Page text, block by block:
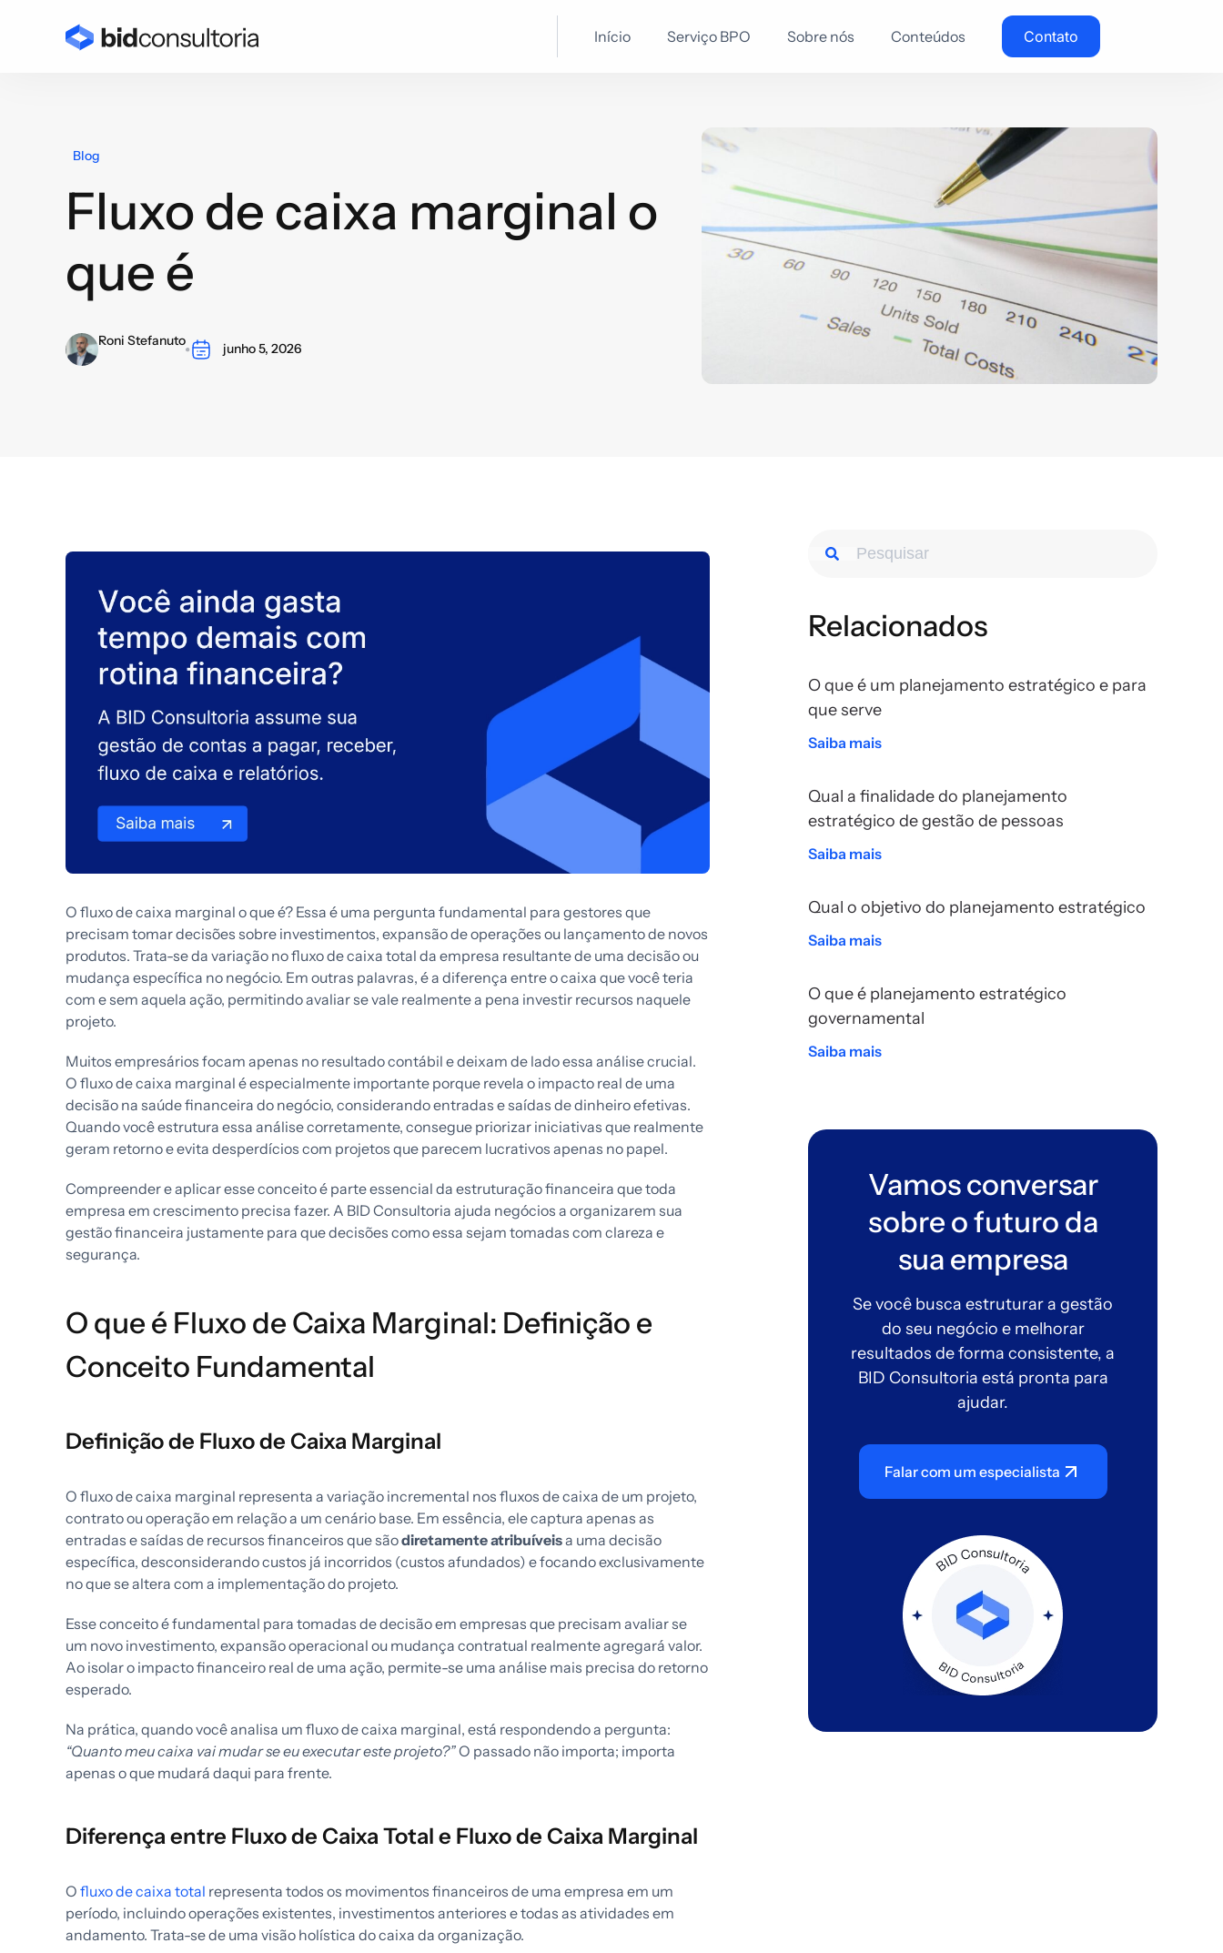
Início Serviço BPO Sobre nós Conteúdos Contato
Blog
Fluxo de caixa marginal o
que é
Roni Stefanuto junho 5, 2026
O fluxo de caixa marginal o que é? Essa é uma pergunta fundamental para gestores que
precisam tomar decisões sobre investimentos, expansão de operações ou lançamento de novos
produtos. Trata-se da variação no fluxo de caixa total da empresa resultante de uma decisão ou
mudança específica no negócio. Em outras palavras, é a diferença entre o caixa que você teria
com e sem aquela ação, permitindo avaliar se vale realmente a pena investir recursos naquele
projeto.
Muitos empresários focam apenas no resultado contábil e deixam de lado essa análise crucial.
O fluxo de caixa marginal é especialmente importante porque revela o impacto real de uma
decisão na saúde financeira do negócio, considerando entradas e saídas de dinheiro efetivas.
Quando você estrutura essa análise corretamente, consegue priorizar iniciativas que realmente
geram retorno e evita desperdícios com projetos que parecem lucrativos apenas no papel.
Compreender e aplicar esse conceito é parte essencial da estruturação financeira que toda
empresa em crescimento precisa fazer. A BID Consultoria ajuda negócios a organizarem sua
gestão financeira justamente para que decisões como essa sejam tomadas com clareza e
segurança.
O que é Fluxo de Caixa Marginal: Definição e
Conceito Fundamental
Definição de Fluxo de Caixa Marginal
O fluxo de caixa marginal representa a variação incremental nos fluxos de caixa de um projeto,
contrato ou operação em relação a um cenário base. Em essência, ele captura apenas as
entradas e saídas de recursos financeiros que sãodiretamente atribuíveisa uma decisão
específica, desconsiderando custos já incorridos (custos afundados) e focando exclusivamente
no que se altera com a implementação do projeto.
Esse conceito é fundamental para tomadas de decisão em empresas que precisam avaliar se
um novo investimento, expansão operacional ou mudança contratual realmente agregará valor.
Ao isolar o impacto financeiro real de uma ação, permite-se uma análise mais precisa do retorno
esperado.
Na prática, quando você analisa um fluxo de caixa marginal, está respondendo a pergunta:
“Quanto meu caixa vai mudar se eu executar este projeto?”O passado não importa; importa
apenas o que mudará daqui para frente.
Diferença entre Fluxo de Caixa Total e Fluxo de Caixa Marginal
O fluxo de caixa total representa todos os movimentos financeiros de uma empresa em um
período, incluindo operações existentes, investimentos anteriores e todas as atividades em
andamento. Trata-se de uma visão holística do caixa da organização.
Relacionados
O que é um planejamento estratégico e para
que serve
Saiba mais
Qual a finalidade do planejamento
estratégico de gestão de pessoas
Saiba mais
Qual o objetivo do planejamento estratégico
Saiba mais
O que é planejamento estratégico
governamental
Saiba mais
Vamos conversar
sobre o futuro da
sua empresa
Se você busca estruturar a gestão
do seu negócio e melhorar
resultados de forma consistente, a
BID Consultoria está pronta para
ajudar.
Falar com um especialista